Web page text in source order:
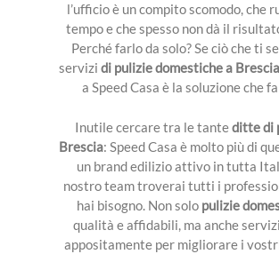
PIETRE E MARMO
PROGETTAZIONE
SPAZZACAMINO
PULIZIE
FABBRO
FOTOVOLTAICO
l’ufficio è un compito scomodo, che
tempo e che spesso non dà il
Perché farlo da solo? Se ciò che ti
servizi di pulizie domestiche a Brescia
a Speed Casa è la soluzione che
Inutile cercare tra le tanteditte di
Brescia: Speed Casa è molto più di
un brand edilizio attivo in tutta
nostro team troverai tutti i
hai bisogno. Non solo pulizie
qualità e affidabili, ma anche
appositamente per migliorare i